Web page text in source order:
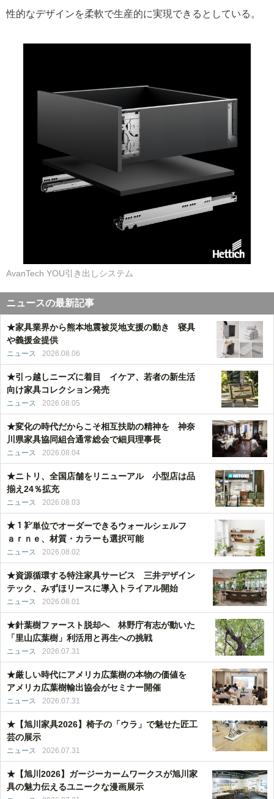
性的なデザインを柔軟で生産的に実現できるとしている。
AvanTech YOU引き出しシステム
ニュースの最新記事
★家具業界から熊本地震被災地支援の動き 寝具
や義援金提供
ニュース 2026.08.06
★引っ越しニーズに着目 イケア、若者の新生活
向け家具コレクション発売
ニュース 2026.08.05
★変化の時代だからこそ相互扶助の精神を 神奈
川県家具協同組合通常総会で細貝理事長
ニュース 2026.08.04
★ニトリ、全国店舗をリニューアル 小型店は品
揃え24％拡充
ニュース 2026.08.03
★１㌢単位でオーダーできるウォールシェルフ
ａｒｎｅ、材質・カラーも選択可能
ニュース 2026.08.02
★資源循環する特注家具サービス 三井デザイン
テック、みずほリースに導入トライアル開始
ニュース 2026.08.01
★針葉樹ファースト脱却へ 林野庁有志が動いた
「里山広葉樹」利活用と再生への挑戦
ニュース 2026.07.31
★厳しい時代にアメリカ広葉樹の本物の価値を
アメリカ広葉樹輸出協会がセミナー開催
ニュース 2026.07.31
★【旭川家具2026】椅子の「ウラ」で魅せた匠工
芸の展示
ニュース 2026.07.31
★【旭川2026】ガージーカームワークスが旭川家
具の魅力伝えるユニークな漫画展示